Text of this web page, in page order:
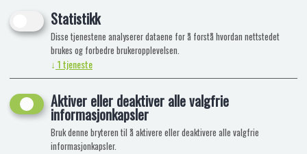
Statistikk
Disse tjenestene analyserer dataene for å forstå hvordan nettstedet
brukes og forbedre brukeropplevelsen.
↓ 1tjeneste
Aktiver eller deaktiver alle valgfrie
informasjonkapsler
Bruk denne bryteren til å aktivere eller deaktivere alle valgfrie
informasjonkapsler.